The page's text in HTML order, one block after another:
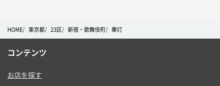
HOME 東京都 23区 新宿・歌舞伎町 華灯
コンテンツ
お店を探す